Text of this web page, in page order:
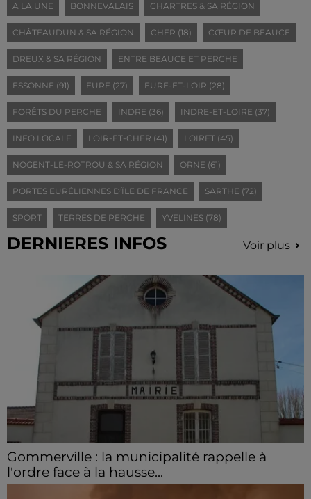
A LA UNE BONNEVALAIS CHARTRES & SA RÉGION
CHÂTEAUDUN & SA RÉGION CHER (18) CŒUR DE BEAUCE
DREUX & SA RÉGION ENTRE BEAUCE ET PERCHE
ESSONNE (91) EURE (27) EURE-ET-LOIR (28)
FORÊTS DU PERCHE INDRE (36) INDRE-ET-LOIRE (37)
INFO LOCALE LOIR-ET-CHER (41) LOIRET (45)
NOGENT-LE-ROTROU & SA RÉGION ORNE (61)
PORTES EURÉLIENNES D'ÎLE DE FRANCE SARTHE (72)
SPORT TERRES DE PERCHE YVELINES (78)
DERNIERES INFOS Voir plus
Gommerville : la municipalité rappelle à
l'ordre face à la hausse...
Incrustation de déchets, déjections sur les sites